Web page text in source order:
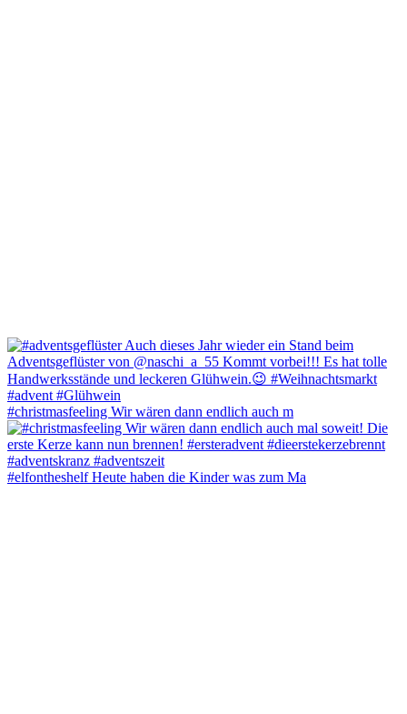
#christmasfeeling Wir wären dann endlich auch m
#elfontheshelf Heute haben die Kinder was zum Ma